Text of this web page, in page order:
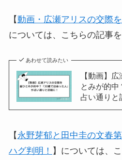
【動画・広瀬アリスの交際
については、こちらの記事を
あわせて読みたい
【動画】
とみが的中
占い通りと
【 永野芽郁と田中圭の文春
ハグ判明！ 】については、